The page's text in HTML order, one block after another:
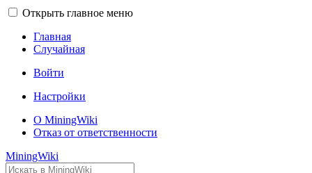
Открыть главное меню
Главная
Случайная
Войти
Настройки
О MiningWiki
Отказ от ответственности
MiningWiki